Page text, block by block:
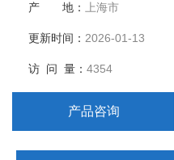
光照强度：0-25000Lx六级可调
输出功率：3200W
外形尺寸：880*780*1810
公称容积：400L
载物托架（标配
产 地：上海市
更新时间：2026-01-13
访 问 量：4354
产品咨询